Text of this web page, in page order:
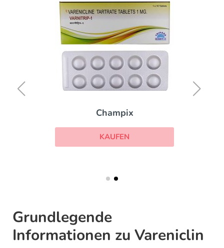
Champix
KAUFEN
Grundlegende
Informationen zu Vareniclin